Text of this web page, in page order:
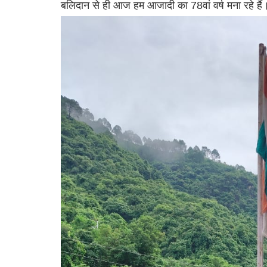
बलिदान से ही आज हम आजादी का 78वां वर्ष मना रहे